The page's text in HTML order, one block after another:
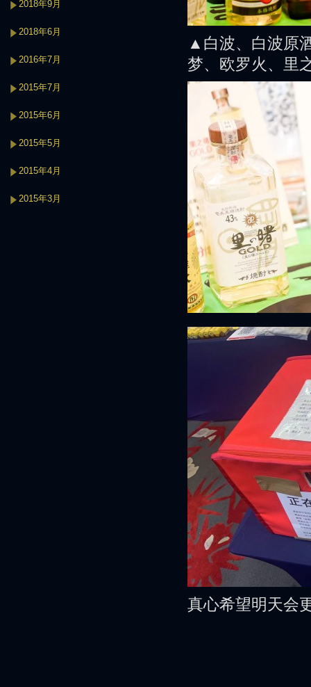
▲白波、白波原
梦、欧罗火、里
真心希望明天会
2018年9月
2018年6月
2016年7月
2015年7月
2015年6月
2015年5月
2015年4月
2015年3月